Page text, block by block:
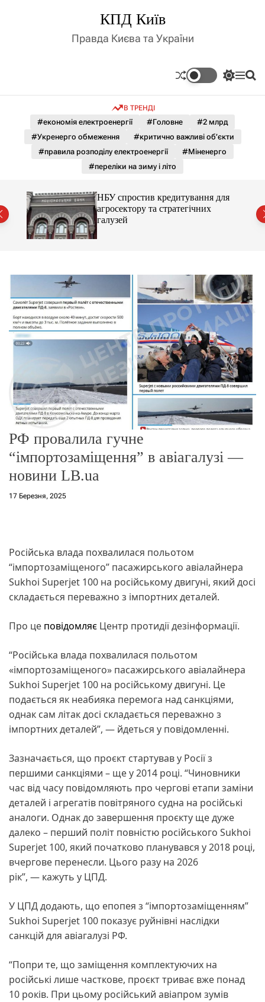
д
КПД Київ
Правда Києва та України
П
м
к
а
ь
о
р
е
ж
и
у
М П
В ТРЕНДІ
#економія електроенергії #Головне
#2 млрд
#Укренерго обмеження
#критично важливі об’єкти
#правила розподілу електроенергії
#Міненерго
#переліки на зиму і літо
НБУ спростив кредитування для
агросектору та стратегічних
галузей
РФ провалила гучне
“імпортозаміщення” в авіагалузі —
новини LB.ua
17 Березня, 2025
Російська влада похвалилася польотом
“імпортозаміщеного” пасажирського авіалайнера
Sukhoi Superjet 100 на російському двигуні, який досі
складається переважно з імпортних деталей.
Про це повідомляє Центр протидії дезінформації.
“Російська влада похвалилася польотом
«імпортозаміщеного» пасажирського авіалайнера
Sukhoi Superjet 100 на російському двигуні. Це
подається як неабияка перемога над санкціями,
однак сам літак досі складається переважно з
імпортних деталей”, — йдеться у повідомленні.
Зазначається, що проєкт стартував у Росії з
першими санкціями – ще у 2014 році. “Чиновники
час від часу повідомляють про чергові етапи заміни
деталей і агрегатів повітряного судна на російські
аналоги. Однак до завершення проєкту ще дуже
далеко – перший політ повністю російського Sukhoi
Superjet 100, який початково планувався у 2018 році,
вчергове перенесли. Цього разу на 2026
рік”, — кажуть у ЦПД.
У ЦПД додають, що епопея з “імпортозаміщенням”
Sukhoi Superjet 100 показує руйнівні наслідки
санкцій для авіагалузі РФ.
“Попри те, що заміщення комплектуючих на
російські лише часткове, проєкт триває вже понад
10 років. При цьому російський авіапром зумів